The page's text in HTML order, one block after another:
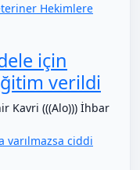
için
verildi
Kavri (((Alo))) İhbar